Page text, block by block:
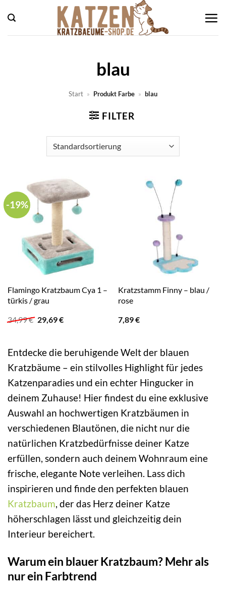
Inhalt
springen
blau
Start » Produkt Farbe » blau
FILTER
-19%
Flamingo Kratzbaum Cya 1 –
türkis / grau
34,99€ Ursprünglicher
Preis
29,69€Aktueller
Kratzstamm Finny – blau /
rose
7,89€
Entdecke die beruhigende Welt der blauen
Kratzbäume – ein stilvolles Highlight für jedes
Katzenparadies und ein echter Hingucker in
deinem Zuhause! Hier findest du eine exklusive
Auswahl an hochwertigen Kratzbäumen in
verschiedenen Blautönen, die nicht nur die
natürlichen Kratzbedürfnisse deiner Katze
erfüllen, sondern auch deinem Wohnraum eine
frische, elegante Note verleihen. Lass dich
inspirieren und finde den perfekten blauen
Kratzbaum, der das Herz deiner Katze
höherschlagen lässt und gleichzeitig dein
Interieur bereichert.
Warum ein blauer Kratzbaum? Mehr als
nur ein Farbtrend